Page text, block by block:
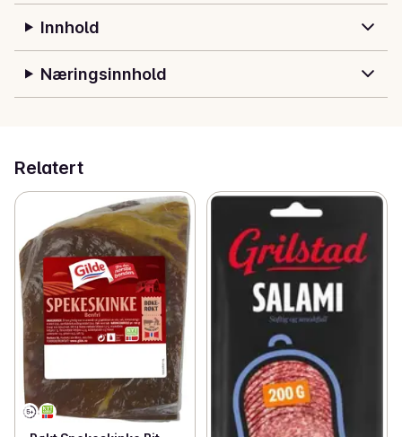
Innhold
Næringsinnhold
Relatert